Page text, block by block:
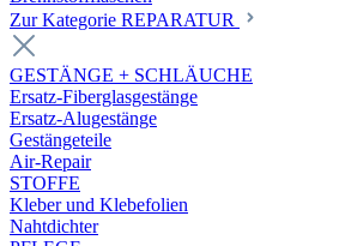
Zur Kategorie REPARATUR
GESTÄNGE + SCHLÄUCHE
Ersatz-Fiberglasgestänge
Ersatz-Alugestänge
Gestängeteile
Air-Repair
STOFFE
Kleber und Klebefolien
Nahtdichter